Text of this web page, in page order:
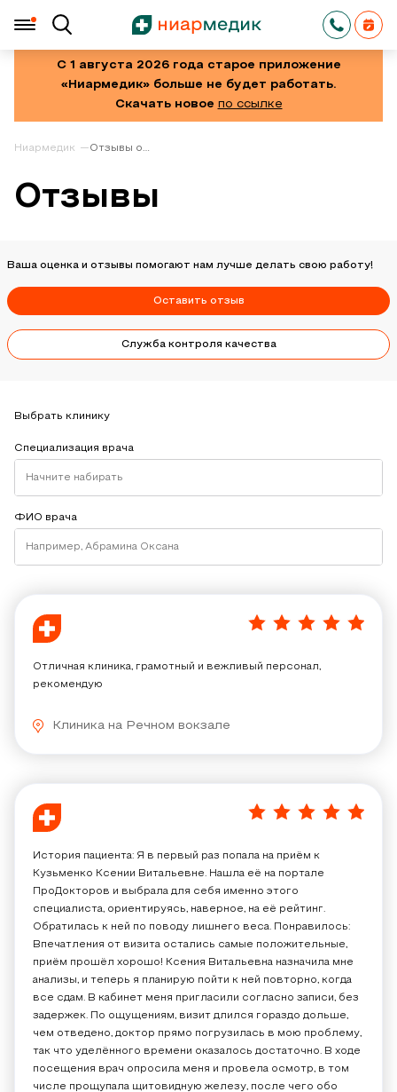
С 1 августа 2026 года старое приложение
«Ниармедик» больше не будет работать.
Скачать новое по ссылке
Ниармедик
Отзывы о
Отзывы
Ваша оценка и отзывы помогают нам лучше делать свою работу!
Оставить отзыв
Служба контроля качества
Выбрать клинику
Специализация врача
Акушер-гинеколог
Акушер-гинеколог
Анестезиолог-реаниматолог
Врач функциональной диагностики
ФИО врача
5/5
Отличная клиника, грамотный и вежливый персонал,
рекомендую
Клиника на Речном вокзале
5/5
История пациента: Я в первый раз попала на приём к
Кузьменко Ксении Витальевне. Нашла её на портале
ПроДокторов и выбрала для себя именно этого
специалиста, ориентируясь, наверное, на её рейтинг.
Обратилась к ней по поводу лишнего веса. Понравилось:
Впечатления от визита остались самые положительные,
приём прошёл хорошо! Ксения Витальевна назначила мне
анализы, и теперь я планирую пойти к ней повторно, когда
все сдам. В кабинет меня пригласили согласно записи, без
задержек. По ощущениям, визит длился гораздо дольше,
чем отведено, доктор прямо погрузилась в мою проблему,
так что уделённого времени оказалось достаточно. В ходе
посещения врач опросила меня и провела осмотр, в том
числе прощупала щитовидную железу, после чего обо